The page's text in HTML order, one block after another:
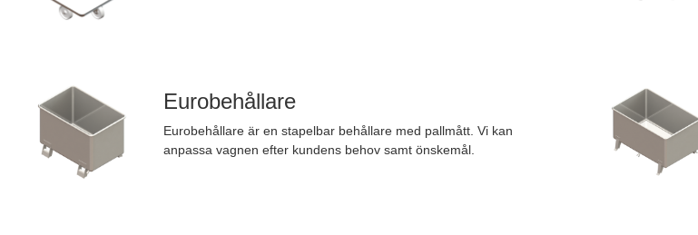
Eurobehållare
Eurobehållare är en stapelbar behållare med pallmått. Vi kan
anpassa vagnen efter kundens behov samt önskemål.